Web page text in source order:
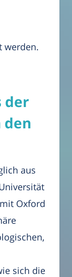
werden.
der
den
aus
Oxford
sich die